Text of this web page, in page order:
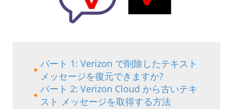
パート 1: Verizon で削除したテキスト
メッセージを復元できますか?
パート 2: Verizon Cloud から古いテキ
スト メッセージを取得する方法